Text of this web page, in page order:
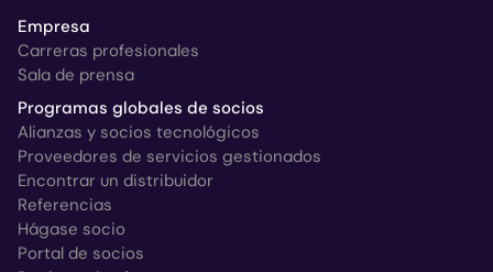
Empresa
Carreras profesionales
Sala de prensa
Programas globales de socios
Alianzas y socios tecnológicos
Proveedores de servicios gestionados
Encontrar un distribuidor
Referencias
Hágase socio
Portal de socios